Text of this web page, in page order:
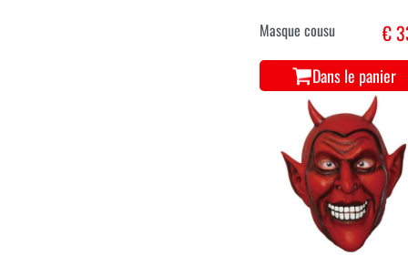
Masque cousu €
Dans le panier